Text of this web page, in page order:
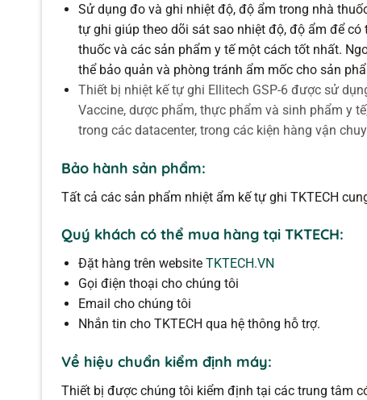
Sử dụng đo và ghi nhiệt độ, độ ẩm trong nhà
tự ghi giúp theo dõi sát sao nhiệt độ, độ ẩm để
thuốc và các sản phẩm y tế một cách tốt nhất.
thể bảo quản và phòng tránh ẩm mốc cho sản
Thiết bị nhiệt kế tự ghi Ellitech GSP-6 được sử
Vaccine, dược phẩm, thực phẩm và sinh phẩm y
trong các datacenter, trong các kiện hàng vận
Bảo hành sản phẩm:
Tất cả các sản phẩm nhiệt ẩm kế tự ghi TKTECH
Quý khách có thể mua hàng tại TKTECH:
Đặt hàng trên website TKTECH.VN
Gọi điện thoại cho chúng tôi
Email cho chúng tôi
Nhắn tin cho TKTECH qua hệ thông hỗ trợ.
Về hiệu chuẩn kiểm định máy:
Thiết bị được chúng tôi kiểm định tại các trung tâm